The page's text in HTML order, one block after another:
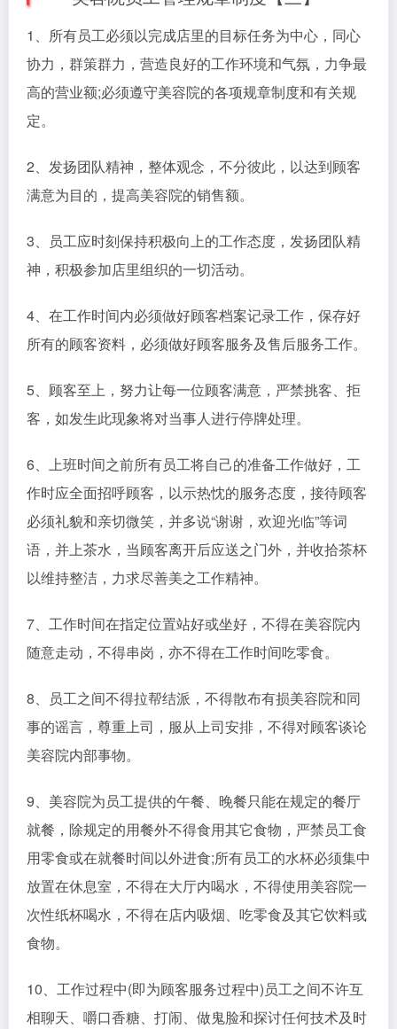
1、所有员工必须以完成店里的目标任务为中心，同心
协力，群策群力，营造良好的工作环境和气氛，力争最
高的营业额;必须遵守美容院的各项规章制度和有关规
定。
2、发扬团队精神，整体观念，不分彼此，以达到顾客
满意为目的，提高美容院的销售额。
3、员工应时刻保持积极向上的工作态度，发扬团队精
神，积极参加店里组织的一切活动。
4、在工作时间内必须做好顾客档案记录工作，保存好
所有的顾客资料，必须做好顾客服务及售后服务工作。
5、顾客至上，努力让每一位顾客满意，严禁挑客、拒
客，如发生此现象将对当事人进行停牌处理。
6、上班时间之前所有员工将自己的准备工作做好，工
作时应全面招呼顾客，以示热忱的服务态度，接待顾客
必须礼貌和亲切微笑，并多说“谢谢，欢迎光临”等词
语，并上茶水，当顾客离开后应送之门外，并收拾茶杯
以维持整洁，力求尽善美之工作精神。
7、工作时间在指定位置站好或坐好，不得在美容院内
随意走动，不得串岗，亦不得在工作时间吃零食。
8、员工之间不得拉帮结派，不得散布有损美容院和同
事的谣言，尊重上司，服从上司安排，不得对顾客谈论
美容院内部事物。
9、美容院为员工提供的午餐、晚餐只能在规定的餐厅
就餐，除规定的用餐外不得食用其它食物，严禁员工食
用零食或在就餐时间以外进食;所有员工的水杯必须集中
放置在休息室，不得在大厅内喝水，不得使用美容院一
次性纸杯喝水，不得在店内吸烟、吃零食及其它饮料或
食物。
10、工作过程中(即为顾客服务过程中)员工之间不许互
相聊天、嚼口香糖、打闹、做鬼脸和探讨任何技术及时